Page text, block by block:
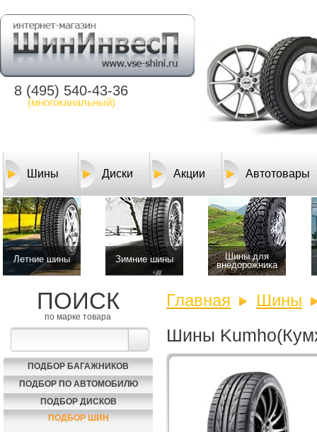
8 (495) 540-43-36
(многоканальный)
Шины Диски Акции Автотовары
Летние шины Зимние шины
Шины для
внедорожника
ПОИСК
по марке товара
ПОДБОР БАГАЖНИКОВ
ПОДБОР ПО АВТОМОБИЛЮ
ПОДБОР ДИСКОВ
ПОДБОР ШИН
Главная Шины
Шины